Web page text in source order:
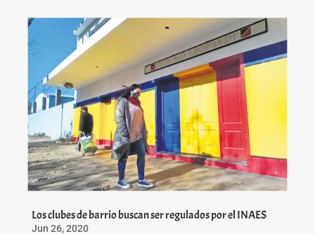
Los clubes de barrio buscan ser regulados por el INAES
Jun 26, 2020